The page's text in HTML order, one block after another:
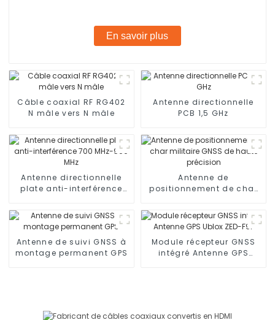
En savoir plus
Câble coaxial RF RG402
N mâle vers N mâle
Antenne directionnelle
PCB 1,5 GHz
Antenne directionnelle
plate anti-interférence
Antenne de
positionnement de char
précision
Antenne de suivi GNSS à
montage permanent GPS
Module récepteur GNSS
intégré Antenne GPS